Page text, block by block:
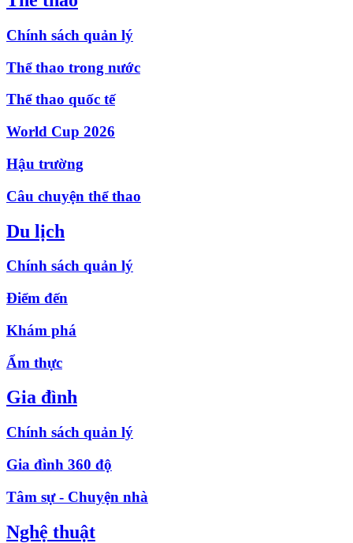
Chính sách quản lý
Thể thao trong nước
Thể thao quốc tế
World Cup 2026
Hậu trường
Câu chuyện thể thao
Du lịch
Chính sách quản lý
Điểm đến
Khám phá
Ẩm thực
Gia đình
Chính sách quản lý
Gia đình 360 độ
Tâm sự - Chuyện nhà
Nghệ thuật